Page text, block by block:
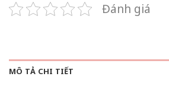
Đánh giá
MÔ TẢ CHI TIẾT